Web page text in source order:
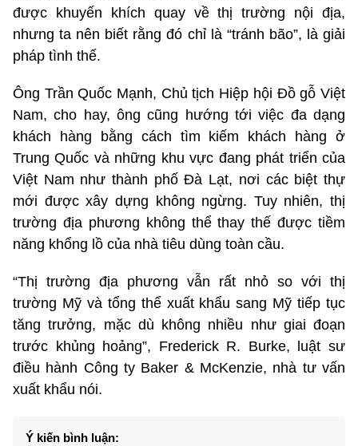
được khuyến khích quay về thị trường nội địa,
nhưng ta nên biết rằng đó chỉ là “tránh bão”, là giải
pháp tình thế.
Ông Trần Quốc Mạnh, Chủ tịch Hiệp hội Đồ gỗ Việt
Nam, cho hay, ông cũng hướng tới việc đa dạng
khách hàng bằng cách tìm kiếm khách hàng ở
Trung Quốc và những khu vực đang phát triển của
Việt Nam như thành phố Đà Lạt, nơi các biệt thự
mới được xây dựng không ngừng. Tuy nhiên, thị
trường địa phương không thể thay thế được tiềm
năng khổng lồ của nhà tiêu dùng toàn cầu.
“Thị trường địa phương vẫn rất nhỏ so với thị
trường Mỹ và tổng thể xuất khẩu sang Mỹ tiếp tục
tăng trưởng, mặc dù không nhiều như giai đoạn
trước khủng hoảng”, Frederick R. Burke, luật sư
điều hành Công ty Baker & McKenzie, nhà tư vấn
xuất khẩu nói.
Ý kiến bình luận: